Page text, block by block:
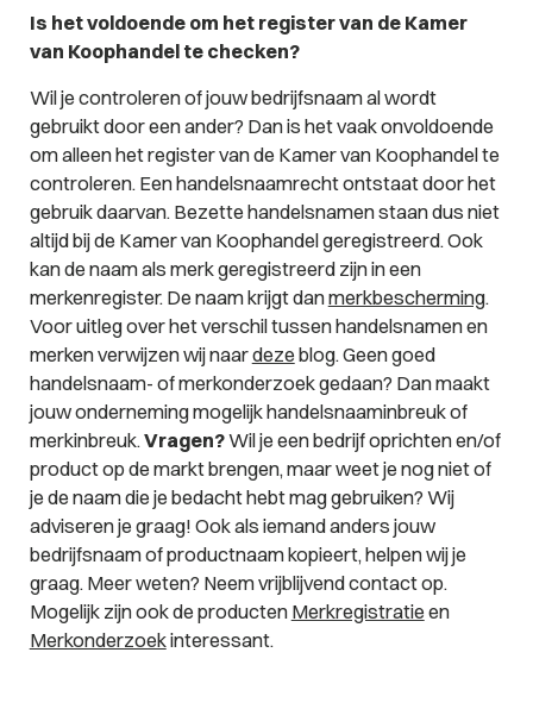
Is het voldoende om het register van de Kamer
van Koophandel te checken?
Wil je controleren of jouw bedrijfsnaam al wordt
gebruikt door een ander? Dan is het vaak onvoldoende
om alleen het register van de Kamer van Koophandel te
controleren. Een handelsnaamrecht ontstaat door het
gebruik daarvan. Bezette handelsnamen staan dus niet
altijd bij de Kamer van Koophandel geregistreerd. Ook
kan de naam als merk geregistreerd zijn in een
merkenregister. De naam krijgt danmerkbescherming.
Voor uitleg over het verschil tussen handelsnamen en
merken verwijzen wij naardeze blog. Geen goed
handelsnaam- of merkonderzoek gedaan? Dan maakt
jouw onderneming mogelijk handelsnaaminbreuk of
merkinbreuk.Vragen?Wil je een bedrijf oprichten en/of
product op de markt brengen, maar weet je nog niet of
je de naam die je bedacht hebt mag gebruiken? Wij
adviseren je graag! Ook als iemand anders jouw
bedrijfsnaam of productnaam kopieert, helpen wij je
graag. Meer weten? Neem vrijblijvend contact op.
Mogelijk zijn ook de producten Merkregistratie en
Merkonderzoekinteressant.